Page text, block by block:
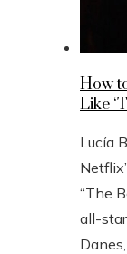
How
Like
Lucía
“The
all-